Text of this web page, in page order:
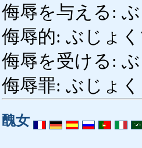
侮辱を与える:
侮辱的: ぶじょ
侮辱を受ける:
侮辱罪: ぶじょ
醜女